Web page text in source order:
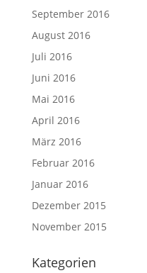
September 2016
August 2016
Juli 2016
Juni 2016
Mai 2016
April 2016
März 2016
Februar 2016
Januar 2016
Dezember 2015
November 2015
Kategorien